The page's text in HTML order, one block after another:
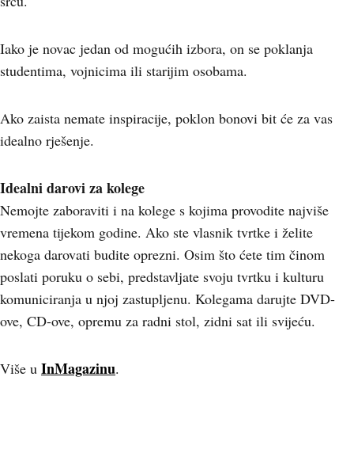
Iako je novac jedan od mogućih izbora, on se poklanja
studentima, vojnicima ili starijim osobama.
Ako zaista nemate inspiracije, poklon bonovi bit će za vas
idealno rješenje.
Idealni darovi za kolege
Nemojte zaboraviti i na kolege s kojima provodite najviše
vremena tijekom godine. Ako ste vlasnik tvrtke i želite
nekoga darovati budite oprezni. Osim što ćete tim činom
poslati poruku o sebi, predstavljate svoju tvrtku i kulturu
komuniciranja u njoj zastupljenu. Kolegama darujte DVD-
ove, CD-ove, opremu za radni stol, zidni sat ili svijeću.
Više u InMagazinu.